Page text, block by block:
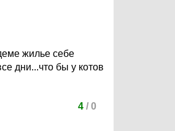
жилье себе
дни...что бы у котов
4/ 0